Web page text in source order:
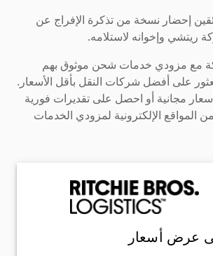
إحضار نسخة من تذكرة الإفراج عن
ريتشي وإخوانه لاستلامه.
مع مزودي خدمات شحن موثوق بهم
على أفضل شركات النقل بأقل الأسعار.
مجانية أو احصل على تقديرات فورية
المواقع الإلكترونية لمزودي الخدمات
عرض أسعار